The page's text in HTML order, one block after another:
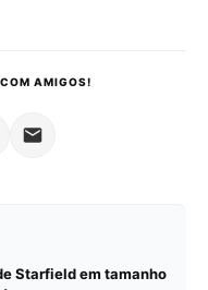
AMIGOS!
Starfield em tamanho